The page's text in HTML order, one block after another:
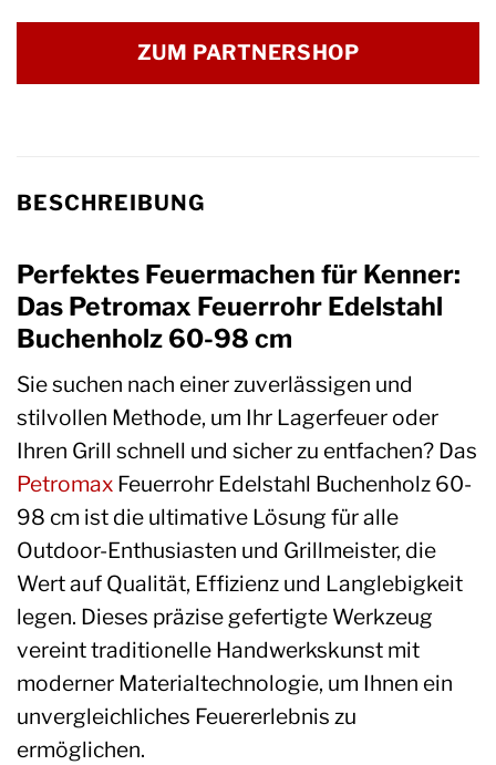
ZUM PARTNERSHOP
BESCHREIBUNG
Perfektes Feuermachen für Kenner:
Das Petromax Feuerrohr Edelstahl
Buchenholz 60-98 cm
Sie suchen nach einer zuverlässigen und
stilvollen Methode, um Ihr Lagerfeuer oder
Ihren Grill schnell und sicher zu entfachen? Das
Petromax Feuerrohr Edelstahl Buchenholz 60-
98 cm ist die ultimative Lösung für alle
Outdoor-Enthusiasten und Grillmeister, die
Wert auf Qualität, Effizienz und Langlebigkeit
legen. Dieses präzise gefertigte Werkzeug
vereint traditionelle Handwerkskunst mit
moderner Materialtechnologie, um Ihnen ein
unvergleichliches Feuererlebnis zu
ermöglichen.